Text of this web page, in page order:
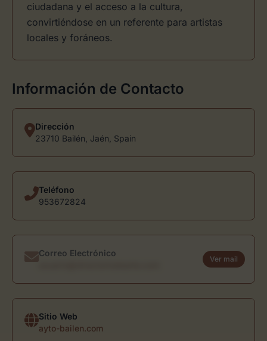
ciudadana y el acceso a la cultura,
convirtiéndose en un referente para artistas
locales y foráneos.
Información de Contacto
Dirección
23710 Bailén, Jaén, Spain
Teléfono
953672824
Correo Electrónico
Ver mail
Sitio Web
ayto-bailen.com